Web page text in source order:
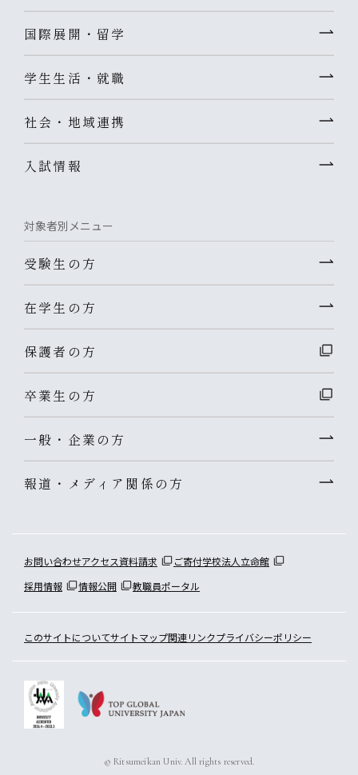
国際展開・留学
学生生活・就職
社会・地域連携
入試情報
対象者別メニュー
受験生の方
在学生の方
保護者の方
卒業生の方
一般・企業の方
報道・メディア関係の方
お問い合わせアクセス資料請求 ご寄付学校法人立命館
採用情報
情報公開 教職員ポータル
このサイトについてサイトマップ関連リンクプライバシーポリシー
© Ritsumeikan Univ. All rights reserved.